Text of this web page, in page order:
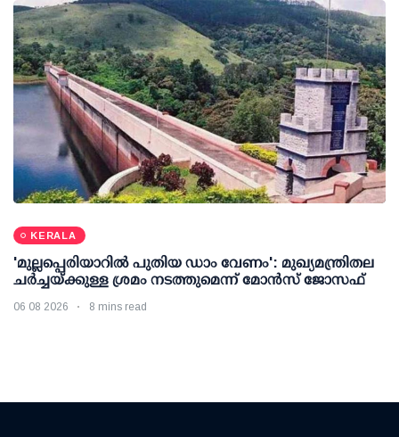
KERALA
'മുല്ലപ്പെരിയാറില്‍ പുതിയ ഡാം വേണം': മുഖ്യമന്ത്രിതല
ചര്‍ച്ചയ്ക്കുള്ള ശ്രമം നടത്തുമെന്ന് മോന്‍സ് ജോസഫ്
06 08 2026 8 mins read